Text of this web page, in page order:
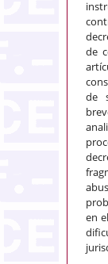
de
de
en